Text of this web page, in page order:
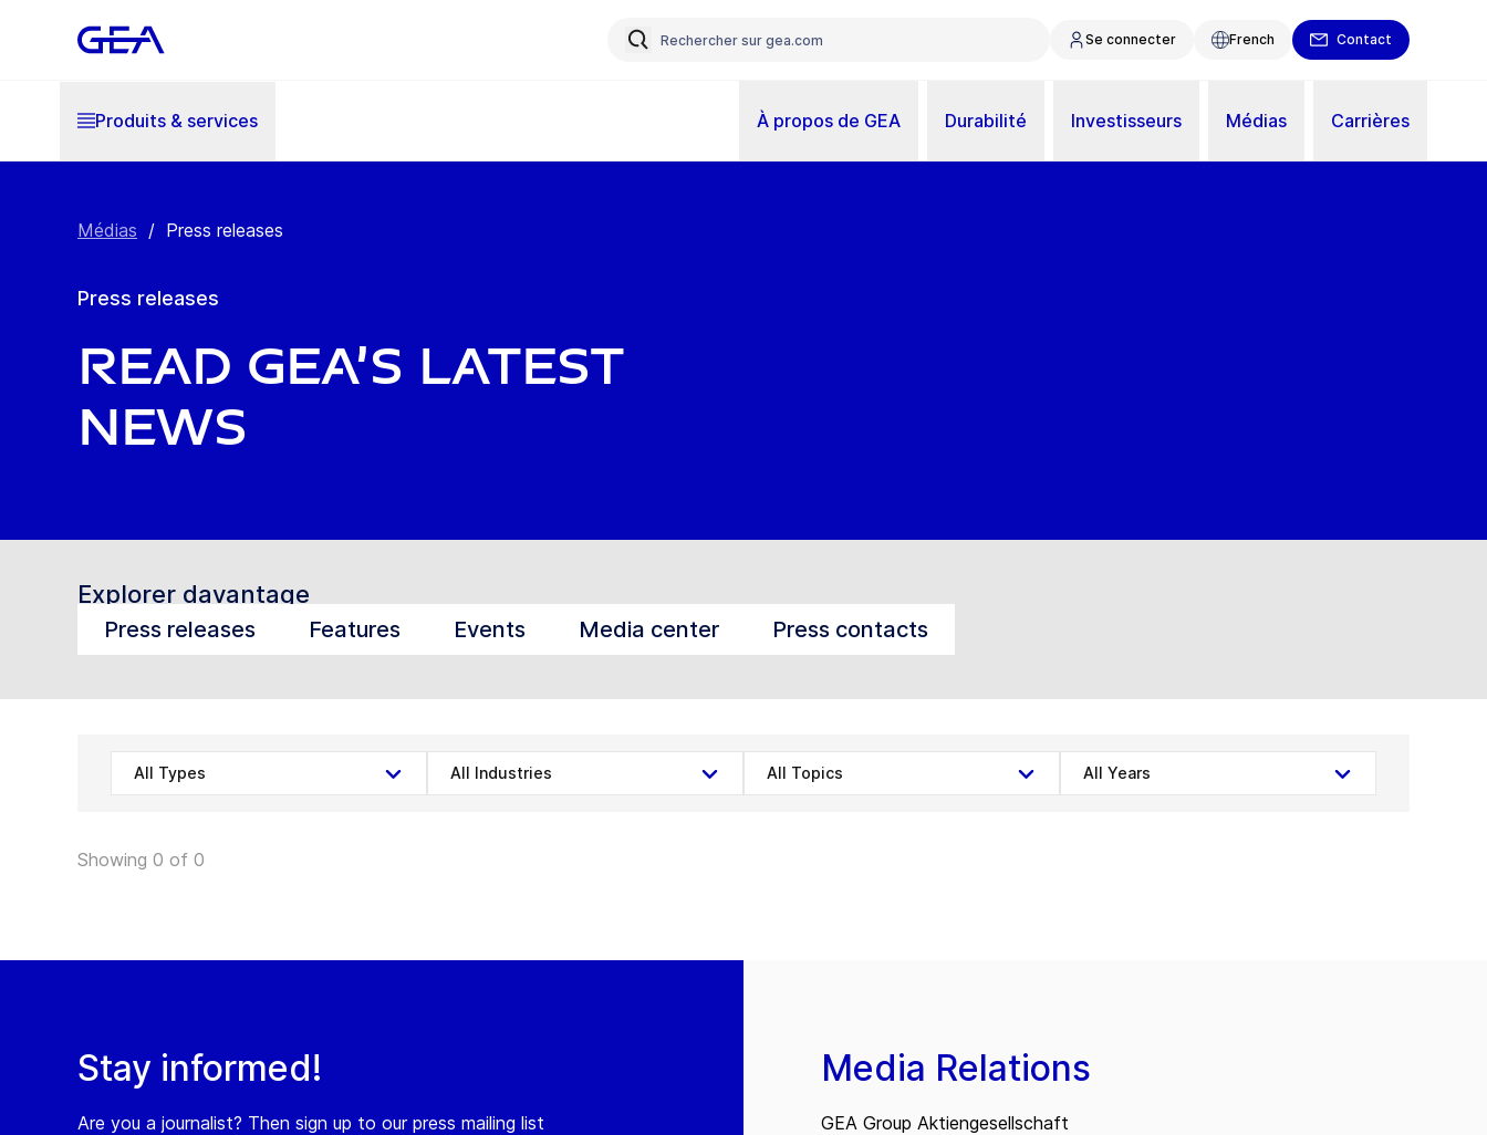
Se connecter French Contact
Produits & services À propos de GEA Durabilité Investisseurs Médias Carrières
Médias / Press releases
Press releases
Read GEA’s latest
news
Explorer davantage
Press releases Features Events Media center Press contacts
All Types All Industries All Topics All Years
Showing 0 of 0
Stay informed!
Are you a journalist? Then sign up to our press mailing list
Media Relations
GEA Group Aktiengesellschaft